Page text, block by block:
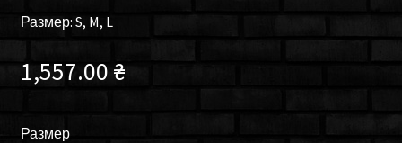
Размер: S, M, L
1,557.00 ₴
Размер